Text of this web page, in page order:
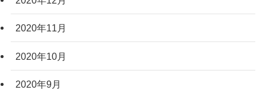
2020年11月
2020年10月
2020年9月